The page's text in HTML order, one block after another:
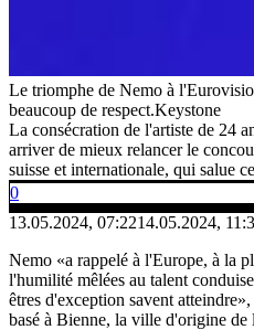
Le triomphe de Nemo à
beaucoup de respect.Keystone
La consécration de l'artiste de 24
arriver de mieux relancer le
suisse et internationale, qui salue
0
13.05.2024, 07:2214.05.2024,
Nemo «a rappelé à l'Europe, à la
l'humilité mêlées au talent
êtres d'exception savent
basé à Bienne, la ville d'origine de